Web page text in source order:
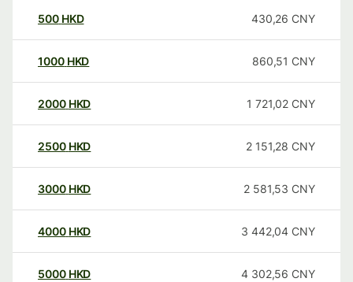
500 HKD 430,26 CNY
1000 HKD 860,51 CNY
2000 HKD 1 721,02 CNY
2500 HKD 2 151,28 CNY
3000 HKD 2 581,53 CNY
4000 HKD 3 442,04 CNY
5000 HKD 4 302,56 CNY